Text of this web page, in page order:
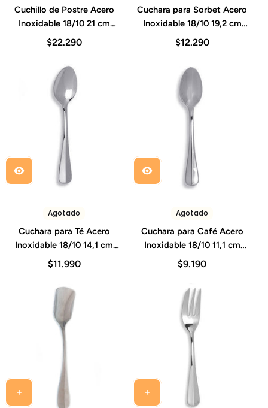
Cuchillo de Postre Acero
Inoxidable 18/10 21 cm
Grosor 2,5 mm Set 12
$22.290
Cuchara para Sorbet Acero
Inoxidable 18/10 19,2 cm
Grosor 2,5 mm Set 12
$12.290
Agotado
Cuchara para Té Acero
Inoxidable 18/10 14,1 cm
Grosor 2,5 mm Set 12
$11.990
Agotado
Cuchara para Café Acero
Inoxidable 18/10 11,1 cm
Grosor 2,5 mm Set 12
$9.190